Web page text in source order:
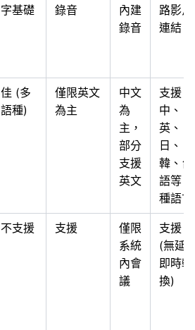
字基礎
錄音
內建
錄音
路影片
連結
佳 (多
語種)
僅限英文
為主
中文
為
主，
部分
支援
英文
支援
中、
英、
日、
韓、台
語等
種語言
不支援 支援
僅限
系統
內會
議
支援
(無延
即時轉
換)